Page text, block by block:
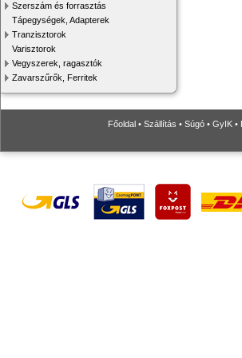
Szerszám és forrasztás
Tápegységek, Adapterek
Tranzisztorok
Varisztorok
Vegyszerek, ragasztók
Zavarszűrők, Ferritek
Főoldal • Szállítás • Súgó • GyIK •